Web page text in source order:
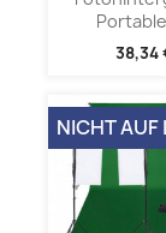
38,34
NICHT AUF